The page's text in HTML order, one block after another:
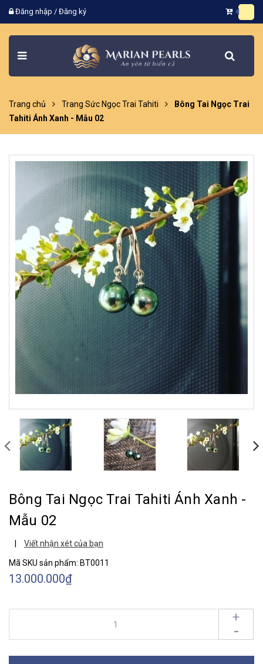
Đăng nhập / Đăng ký
Trang chủ Trang Sức Ngọc Trai Tahiti
Bông Tai Ngọc Trai
Tahiti Ánh Xanh - Mẫu 02
Bông Tai Ngọc Trai Tahiti Ánh Xanh -
Mẫu 02
Viết nhận xét của bạn
Mã SKU sản phẩm: BT0011
13.000.000₫
+
-